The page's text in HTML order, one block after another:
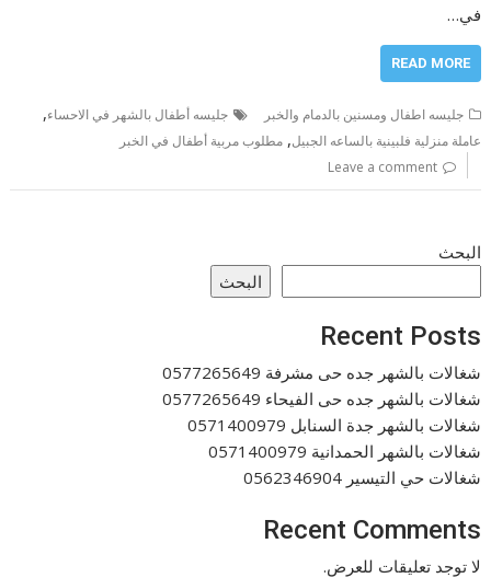
في…
READ MORE
جليسه اطفال ومسنين بالدمام والخبر جليسه أطفال بالشهر في الاحساء,
عاملة منزلية فلبينية بالساعه الجبيل,مطلوب مربية أطفال في الخبر
Leave a comment
البحث
البحث
Recent Posts
شغالات بالشهر جده حى مشرفة 0577265649
شغالات بالشهر جده حى الفيحاء 0577265649
شغالات بالشهر جدة السنابل 0571400979
شغالات بالشهر الحمدانية 0571400979
شغالات حي التيسير 0562346904
Recent Comments
لا توجد تعليقات للعرض.